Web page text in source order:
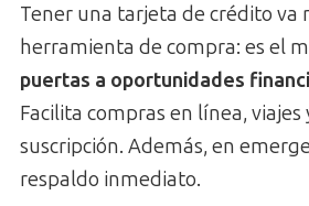
Tener una tarjeta de crédito va
herramienta de compra: es el
puertas a oportunidades
Facilita compras en línea, viajes
suscripción. Además, en
respaldo inmediato.